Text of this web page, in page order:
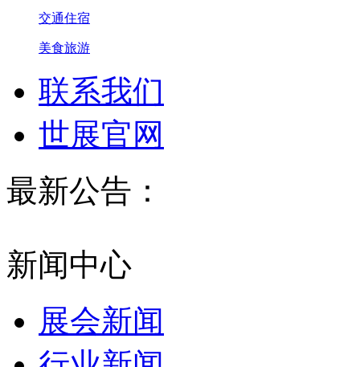
交通住宿
美食旅游
联系我们
世展官网
最新公告：
2027第13届西部国际制冷展3月19-21日在西安
新闻中心
展会新闻